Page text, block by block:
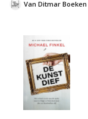
Van Ditmar Boeken